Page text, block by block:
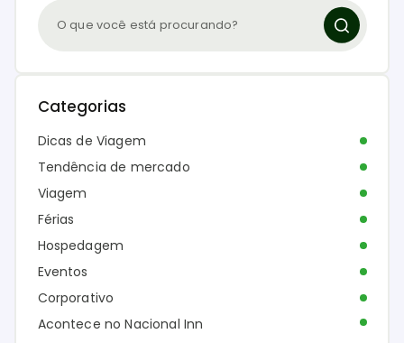
Categorias
Dicas de Viagem
Tendência de mercado
Viagem
Férias
Hospedagem
Eventos
Corporativo
Acontece no Nacional Inn